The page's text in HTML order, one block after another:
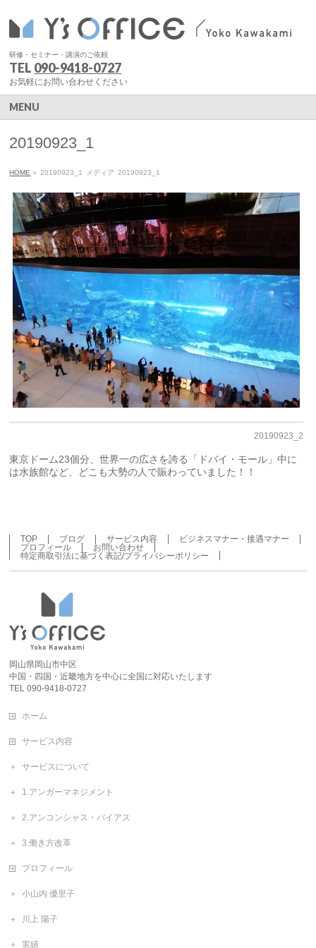
研修・セミナー・講演のご依頼
TEL 090-9418-0727
お気軽にお問い合わせください
MENU
20190923_1
HOME » 20190923_1 メディア 20190923_1
20190923_2
東京ドーム23個分、世界一の広さを誇る「ドバイ・モール」中に
は水族館など、どこも大勢の人で賑わっていました！！
TOP ブログ サービス内容
ビジネスマナー・接遇マナー
プロフィール
お問い合わせ
特定商取引法に基づく表記/プライバシーポリシー
岡山県岡山市中区
中国・四国・近畿地方を中心に全国に対応いたします
TEL 090-9418-0727
ホーム
サービス内容
サービスについて
1.アンガーマネジメント
2.アンコンシャス・バイアス
3.働き方改革
プロフィール
小山内 優里子
川上 陽子
実績